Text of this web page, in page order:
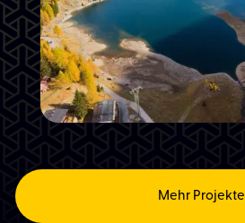
Vanzo Metall GmbH | Schlanders
Mehr Projekte